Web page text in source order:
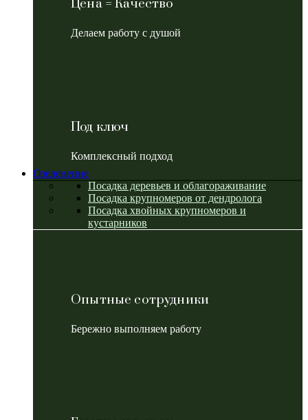
Цена = Качество
Делаем работу с душой
Под ключ
Комплексный подход
Озеленение
Посадка деревьев и облагораживание
Посадка крупномеров от дендролога
Посадка хвойных крупномеров и
кустарников
Опытные сотрудники
Бережно выполняем работу